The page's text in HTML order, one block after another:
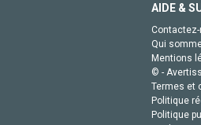
AIDE &
Contactez-
Qui
Mentions
© -
Termes et
Politique
Politique